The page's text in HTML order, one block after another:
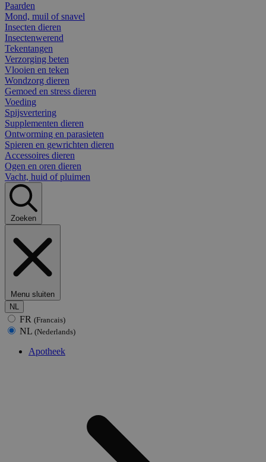
Paarden
Mond, muil of snavel
Insecten dieren
Insectenwerend
Tekentangen
Verzorging beten
Vlooien en teken
Wondzorg dieren
Gemoed en stress dieren
Voeding
Spijsvertering
Supplementen dieren
Ontworming en parasieten
Spieren en gewrichten dieren
Accessoires dieren
Ogen en oren dieren
Vacht, huid of pluimen
Zoeken
Menu sluiten
NL
FR (Francais)
NL (Nederlands)
Apotheek